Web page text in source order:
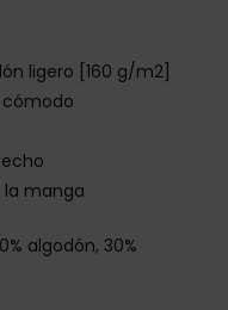
ligero [160 g/m2]
la manga
algodón, 30%